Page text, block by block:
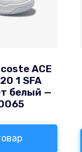
ACE
1 SFA
белый —